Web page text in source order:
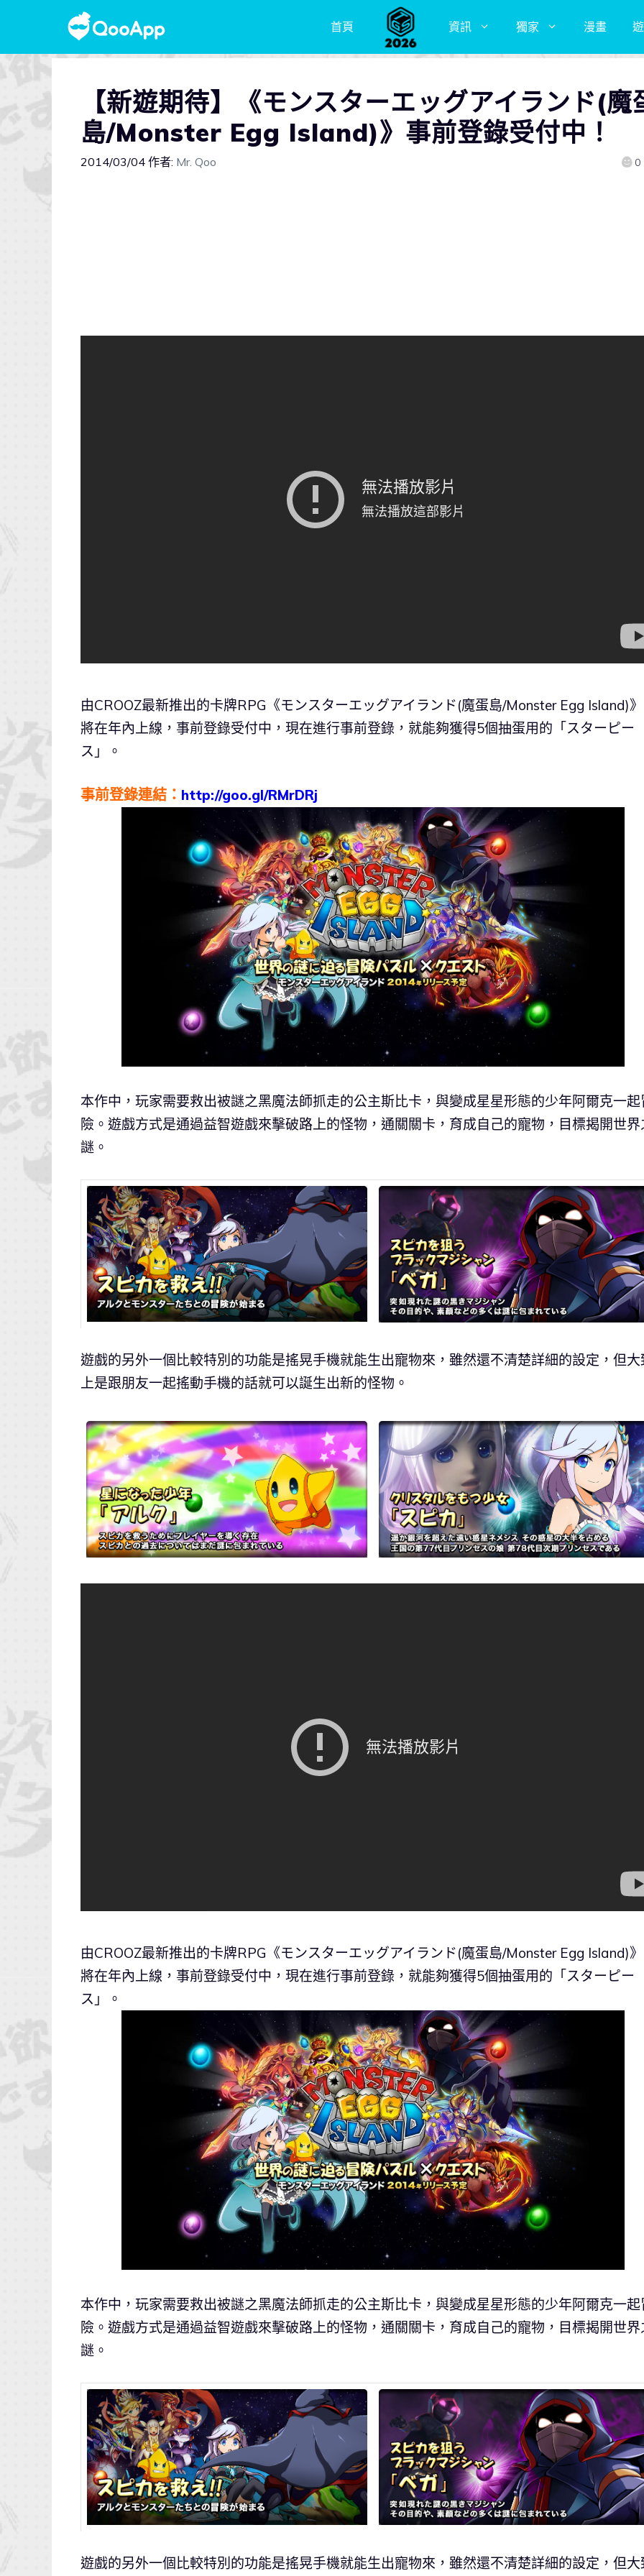
首頁 資訊 獨家 漫畫
【新遊期待】《モンスターエッグアイランド(魔
島/Monster Egg Island)》事前登錄受付中！
2014/03/04 作者: Mr. Qoo 0
由CROOZ最新推出的卡牌RPG《モンスターエッグアイランド(魔蛋島/Monster Egg Island)
將在年內上線，事前登錄受付中，現在進行事前登錄，就能夠獲得5個抽蛋用的「スターピー
ス」。
事前登錄連結： http://goo.gl/RMrDRj
本作中，玩家需要救出被謎之黑魔法師抓走的公主斯比卡，與變成星星形態的少年阿爾克一起
險。遊戲方式是通過益智遊戲來擊破路上的怪物，通關關卡，育成自己的寵物，目標揭開世界
謎。
遊戲的另外一個比較特別的功能是搖晃手機就能生出寵物來，雖然還不清楚詳細的設定，但大
上是跟朋友一起搖動手機的話就可以誕生出新的怪物。
由CROOZ最新推出的卡牌RPG《モンスターエッグアイランド(魔蛋島/Monster Egg Island)
將在年內上線，事前登錄受付中，現在進行事前登錄，就能夠獲得5個抽蛋用的「スターピー
ス」。
本作中，玩家需要救出被謎之黑魔法師抓走的公主斯比卡，與變成星星形態的少年阿爾克一起
險。遊戲方式是通過益智遊戲來擊破路上的怪物，通關關卡，育成自己的寵物，目標揭開世界
謎。
遊戲的另外一個比較特別的功能是搖晃手機就能生出寵物來，雖然還不清楚詳細的設定，但大